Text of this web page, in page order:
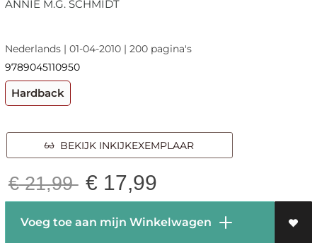
ANNIE M.G. SCHMIDT
Nederlands | 01-04-2010 | 200 pagina's
9789045110950
Hardback
BEKIJK INKIJKEXEMPLAAR
€21,99 € 17,99
Voeg toe aan mijn Winkelwagen